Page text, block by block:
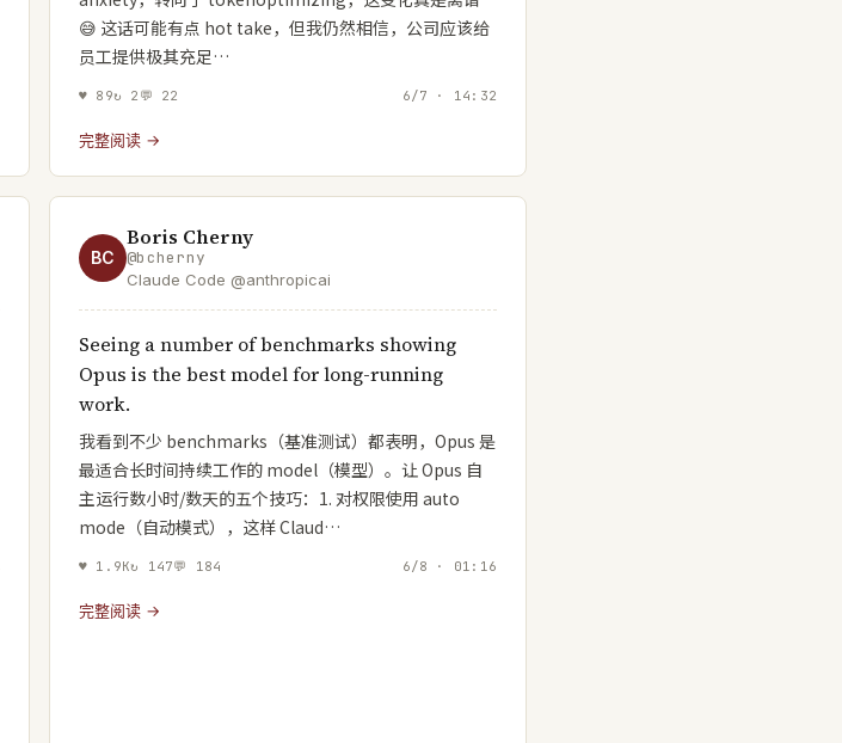
😅 这话可能有点 hot take，但我仍然相信，公司应该给
员工提供极其充足…
♥ 89↻ 2 💬 22 6/7 · 14:32
完整阅读 →
BC
Boris Cherny
@bcherny
Claude Code @anthropicai
Seeing a number of benchmarks showing
Opus is the best model for long-running
work.
我看到不少 benchmarks（基准测试）都表明，Opus 是
最适合长时间持续工作的 model（模型）。让 Opus 自
主运行数小时/数天的五个技巧：1. 对权限使用 auto
mode（自动模式），这样 Claud…
♥ 1.9K↻ 147💬 184 6/8 · 01:16
完整阅读 →